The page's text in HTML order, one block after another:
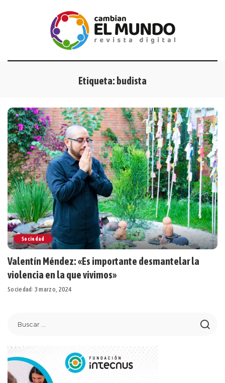
Etiqueta: budista
Sociedad
Valentín Méndez: «Es importante desmantelar la
violencia en la que vivimos»
Sociedad 3 marzo, 2024